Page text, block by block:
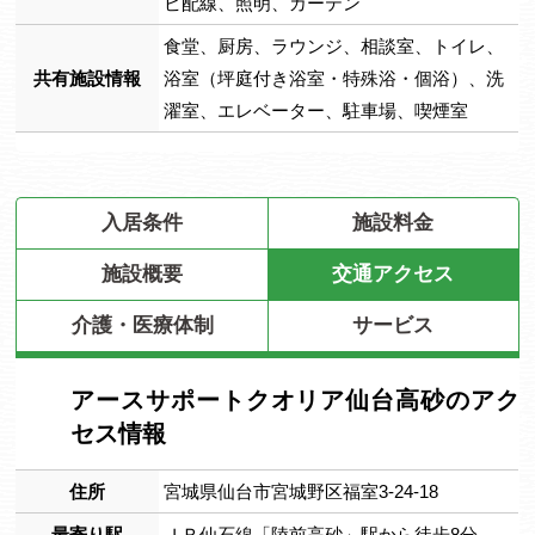
共有施設情報
食堂、厨房、ラウンジ、相談室、トイレ、
浴室（坪庭付き浴室・特殊浴・個浴）、洗
濯室、エレベーター、駐車場、喫煙室
入居条件 施設料金
施設概要 交通アクセス
介護・医療体制 サービス
アースサポートクオリア仙台高砂のアク
セス情報
住所 宮城県仙台市宮城野区福室3-24-18